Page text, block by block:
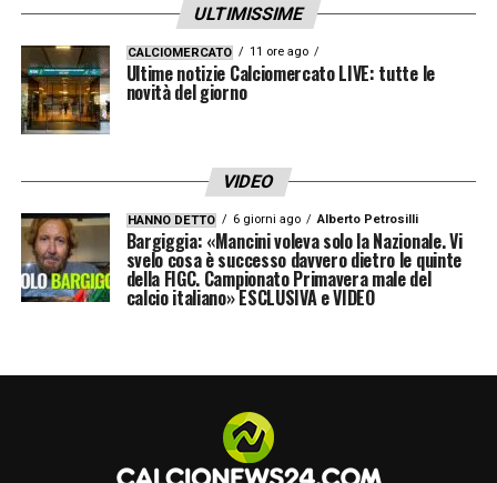
ULTIMISSIME
CALCIOMERCATO 11 ore ago
Ultime notizie Calciomercato LIVE: tutte le
novità del giorno
VIDEO
HANNO DETTO 6 giorni ago Alberto Petrosilli
Bargiggia: «Mancini voleva solo la Nazionale. Vi
svelo cosa è successo davvero dietro le quinte
della FIGC. Campionato Primavera male del
calcio italiano» ESCLUSIVA e VIDEO